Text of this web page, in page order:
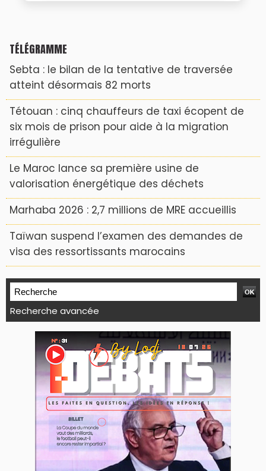
TÉLÉGRAMME
Sebta : le bilan de la tentative de traversée
atteint désormais 82 morts
Tétouan : cinq chauffeurs de taxi écopent de
six mois de prison pour aide à la migration
irrégulière
Le Maroc lance sa première usine de
valorisation énergétique des déchets
Marhaba 2026 : 2,7 millions de MRE accueillis
Taïwan suspend l’examen des demandes de
visa des ressortissants marocains
Recherche avancée